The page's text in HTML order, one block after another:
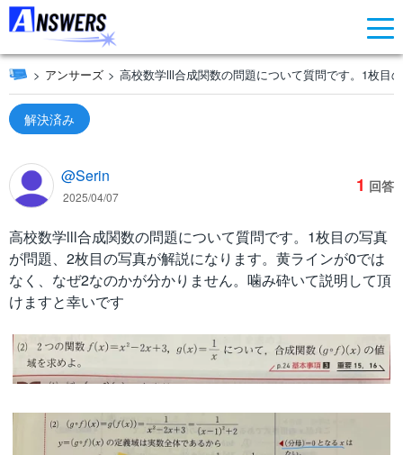
アンサーズ 高校数学lll合成関数の問題について質問です。1枚目
解決済み
@Serin
2025/04/07
1 回答
高校数学lll合成関数の問題について質問です。1枚目の写真
が問題、2枚目の写真が解説になります。黄ラインが0では
なく、なぜ2なのかが分かりません。噛み砕いて説明して頂
けますと幸いです